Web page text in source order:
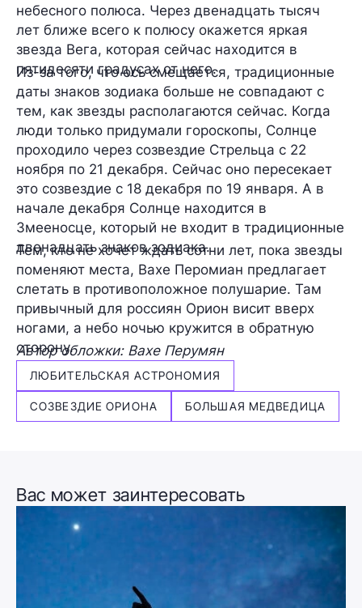
небесного полюса. Через двенадцать тысяч
лет ближе всего к полюсу окажется яркая
звезда Вега, которая сейчас находится в
пятидесяти градусах от него.
Из-за того, что ось смещается, традиционные
даты знаков зодиака больше не совпадают с
тем, как звезды располагаются сейчас. Когда
люди только придумали гороскопы, Солнце
проходило через созвездие Стрельца с 22
ноября по 21 декабря. Сейчас оно пересекает
это созвездие с 18 декабря по 19 января. А в
начале декабря Солнце находится в
Змееносце, который не входит в традиционные
двенадцать знаков зодиака.
Тем, кто не хочет ждать сотни лет, пока звезды
поменяют места, Вахе Перомиан предлагает
слетать в противоположное полушарие. Там
привычный для россиян Орион висит вверх
ногами, а небо ночью кружится в обратную
сторону.
Автор обложки: Вахе Перумян
ЛЮБИТЕЛЬСКАЯ АСТРОНОМИЯ
СОЗВЕЗДИЕ ОРИОНА БОЛЬШАЯ МЕДВЕДИЦА
Вас может заинтересовать